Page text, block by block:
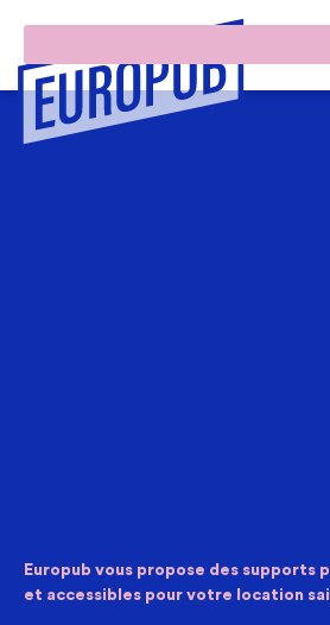
Europub vous propose des supports
et accessibles pour votre location